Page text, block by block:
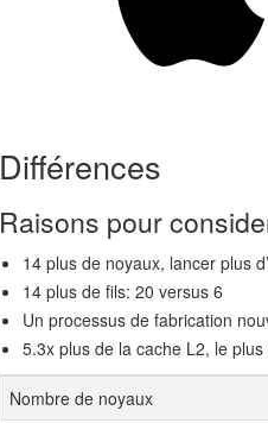
Différences
Raisons pour
14 plus de noyaux, lancer plus
14 plus de fils: 20 versus 6
Un processus de fabrication
5.3x plus de la cache L2, le
Nombre de noyaux